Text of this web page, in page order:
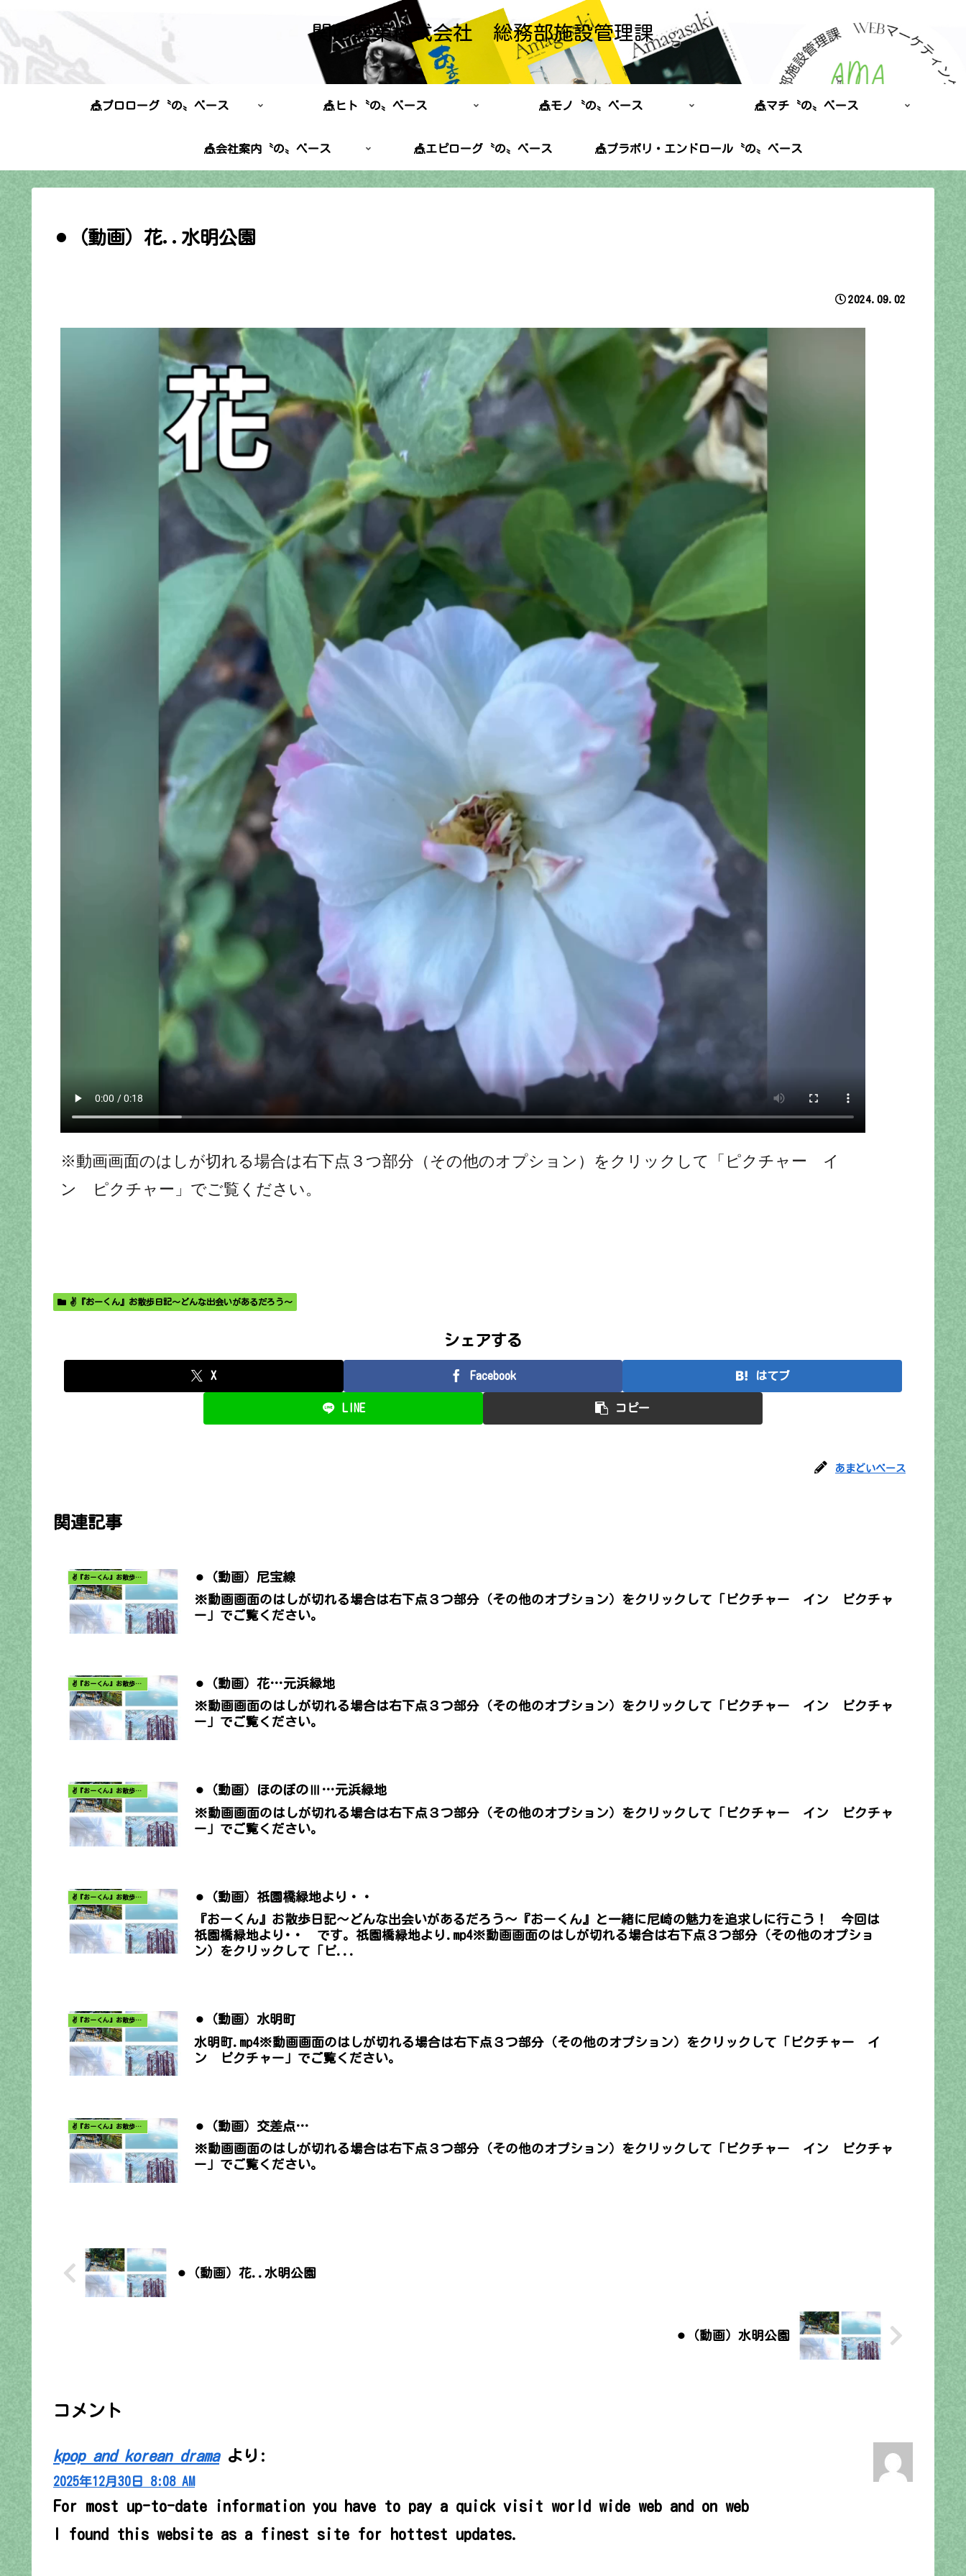
関西興業株式会社 総務部施設管理課
🎪プロローグ〝の〟ベース 🎪ヒト〝の〟ベース 🎪モノ〝の〟ベース 🎪マチ〝の〟ベース
🎪会社案内〝の〟ベース 🎪エピローグ〝の〟ベース 🎪プラポリ・エンドロール〝の〟ベース
⚫︎（動画）花..水明公園
2024.09.02
※動画画面のはしが切れる場合は右下点３つ部分（その他のオプション）をクリックして「ピクチャー イ
ン ピクチャー」でご覧ください。
✌️『おーくん』お散歩日記〜どんな出会いがあるだろう〜
シェアする
X Facebook はてブ
LINE コピー
あまどいベース
関連記事
✌️『おーくん』お散歩日記〜どんな出会いがあるだろう〜 ⚫︎（動画）尼宝線
※動画画面のはしが切れる場合は右下点３つ部分（その他のオプション）をクリックして「ピクチャー イン ピクチャ
ー」でご覧ください。
✌️『おーくん』お散歩日記〜どんな出会いがあるだろう〜 ⚫︎（動画）花…元浜緑地
※動画画面のはしが切れる場合は右下点３つ部分（その他のオプション）をクリックして「ピクチャー イン ピクチャ
ー」でご覧ください。
✌️『おーくん』お散歩日記〜どんな出会いがあるだろう〜 ⚫︎（動画）ほのぼのⅢ…元浜緑地
※動画画面のはしが切れる場合は右下点３つ部分（その他のオプション）をクリックして「ピクチャー イン ピクチャ
ー」でご覧ください。
✌️『おーくん』お散歩日記〜どんな出会いがあるだろう〜 ⚫︎（動画）祇園橋緑地より・・
『おーくん』お散歩日記〜どんな出会いがあるだろう〜『おーくん』と一緒に尼崎の魅力を追求しに行こう！ 今回は
祇園橋緑地より･・ です。祇園橋緑地より.mp4※動画画面のはしが切れる場合は右下点３つ部分（その他のオプショ
ン）をクリックして「ピ...
✌️『おーくん』お散歩日記〜どんな出会いがあるだろう〜 ⚫︎（動画）水明町
水明町.mp4※動画画面のはしが切れる場合は右下点３つ部分（その他のオプション）をクリックして「ピクチャー イ
ン ピクチャー」でご覧ください。
✌️『おーくん』お散歩日記〜どんな出会いがあるだろう〜 ⚫︎（動画）交差点…
※動画画面のはしが切れる場合は右下点３つ部分（その他のオプション）をクリックして「ピクチャー イン ピクチャ
ー」でご覧ください。
⚫︎（動画）花..水明公園
⚫︎（動画）水明公園
コメント
kpop and korean drama より:
2025年12月30日 8:08 AM
For most up-to-date information you have to pay a quick visit world wide web and on web
I found this website as a finest site for hottest updates.